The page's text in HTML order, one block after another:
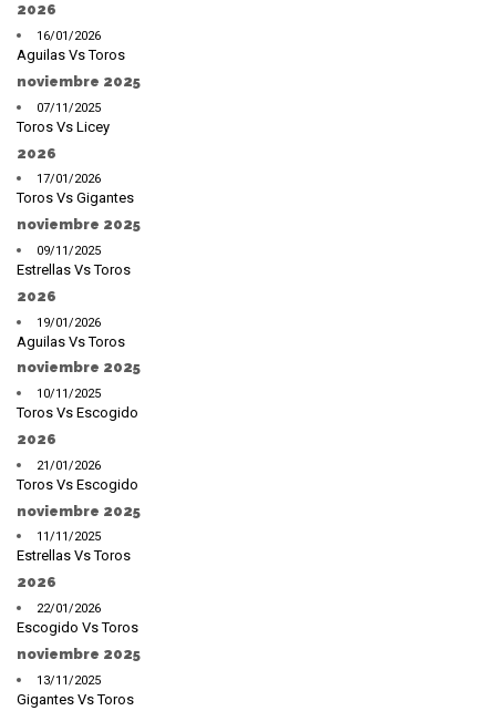
2026
16/01/2026
Aguilas Vs Toros
noviembre 2025
07/11/2025
Toros Vs Licey
2026
17/01/2026
Toros Vs Gigantes
noviembre 2025
09/11/2025
Estrellas Vs Toros
2026
19/01/2026
Aguilas Vs Toros
noviembre 2025
10/11/2025
Toros Vs Escogido
2026
21/01/2026
Toros Vs Escogido
noviembre 2025
11/11/2025
Estrellas Vs Toros
2026
22/01/2026
Escogido Vs Toros
noviembre 2025
13/11/2025
Gigantes Vs Toros